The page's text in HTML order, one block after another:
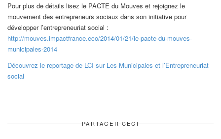
Pour plus de détails lisez le PACTE du Mouves et rejoignez le
mouvement des entrepreneurs sociaux dans son initiative pour
développer l’entrepreneuriat social :
http://mouves.impactfrance.eco/2014/01/21/le-pacte-du-mouves-
municipales-2014
Découvrez le reportage de LCI sur Les Municipales et l’Entrepreneuriat
social
PARTAGER CECI